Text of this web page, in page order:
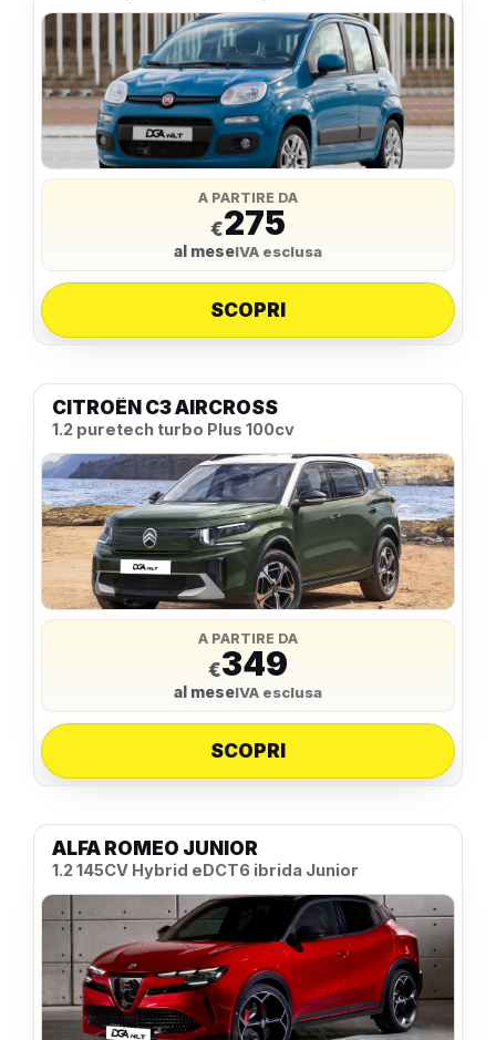
A PARTIRE DA
€275
al meseIVA esclusa
SCOPRI
CITROËN C3 AIRCROSS
1.2 puretech turbo Plus 100cv
A PARTIRE DA
€349
al meseIVA esclusa
SCOPRI
ALFA ROMEO JUNIOR
1.2 145CV Hybrid eDCT6 ibrida Junior